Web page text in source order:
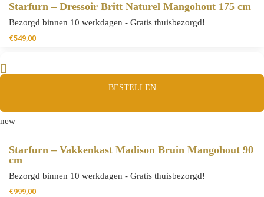
Starfurn – Dressoir Britt Naturel Mangohout 175 cm
Bezorgd binnen 10 werkdagen - Gratis thuisbezorgd!
€549,00
BESTELLEN
new
Starfurn – Vakkenkast Madison Bruin Mangohout 90
cm
Bezorgd binnen 10 werkdagen - Gratis thuisbezorgd!
€999,00